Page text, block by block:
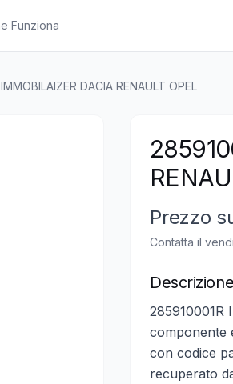
Funziona
DACIA RENAULT OPEL
Prezzo
Contatta il
Descrizione
285910001R
componente
con codice
recuperato